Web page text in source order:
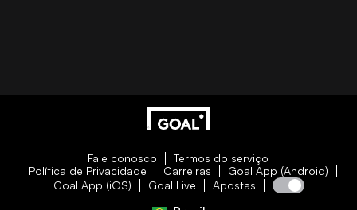
Fale conosco
Termos do serviço
Política de Privacidade
Carreiras
Goal App (Android)
Goal App (iOS)
Goal Live Apostas